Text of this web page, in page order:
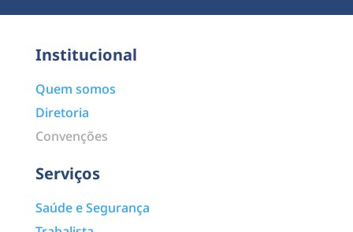
Institucional
Quem somos
Diretoria
Convenções
Serviços
Saúde e Segurança